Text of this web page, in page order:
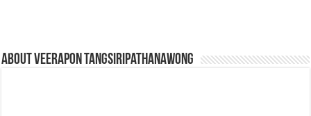
About Veerapon Tangsiripathanawong